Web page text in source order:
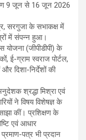
9 जून से 16 जून 2026
सरगुजा के सभाकक्ष में
में संपन्न हुआ।
योजना (जीपीडीपी) के
ई-ग्राम स्वराज पोर्टल,
दिशा-निर्देशों की
श्रद्धा मिश्रा एवं
ने विषय विशेषज्ञ के
कीं। प्रशिक्षण के
एवं आधार
पत्र भी प्रदान